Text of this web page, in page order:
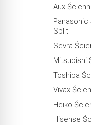
Aux
Panasonic
Split
Sevra
Mitsubishi
Toshiba
Vivax
Heiko
Hisense